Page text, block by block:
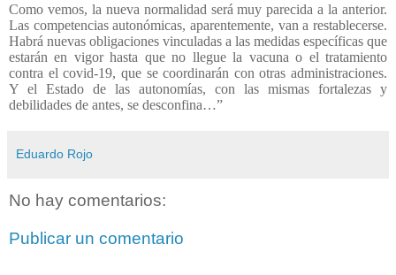
Como vemos, la nueva normalidad será muy parecida a la anterior.
Las competencias autonómicas, aparentemente, van a restablecerse.
Habrá nuevas obligaciones vinculadas a las medidas específicas que
estarán en vigor hasta que no llegue la vacuna o el tratamiento
contra el covid-19, que se coordinarán con otras administraciones.
Y el Estado de las autonomías, con las mismas fortalezas y
debilidades de antes, se desconfina…”
Eduardo Rojo
No hay comentarios:
Publicar un comentario